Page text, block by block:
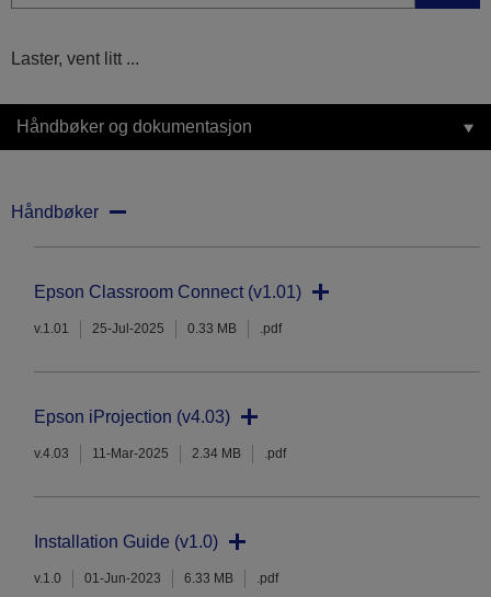
Laster, vent litt ...
Håndbøker og dokumentasjon
Håndbøker
Epson Classroom Connect (v1.01)
v.1.01 25-Jul-2025 0.33 MB .pdf
Epson iProjection (v4.03)
v.4.03 11-Mar-2025 2.34 MB .pdf
Installation Guide (v1.0)
v.1.0 01-Jun-2023 6.33 MB .pdf